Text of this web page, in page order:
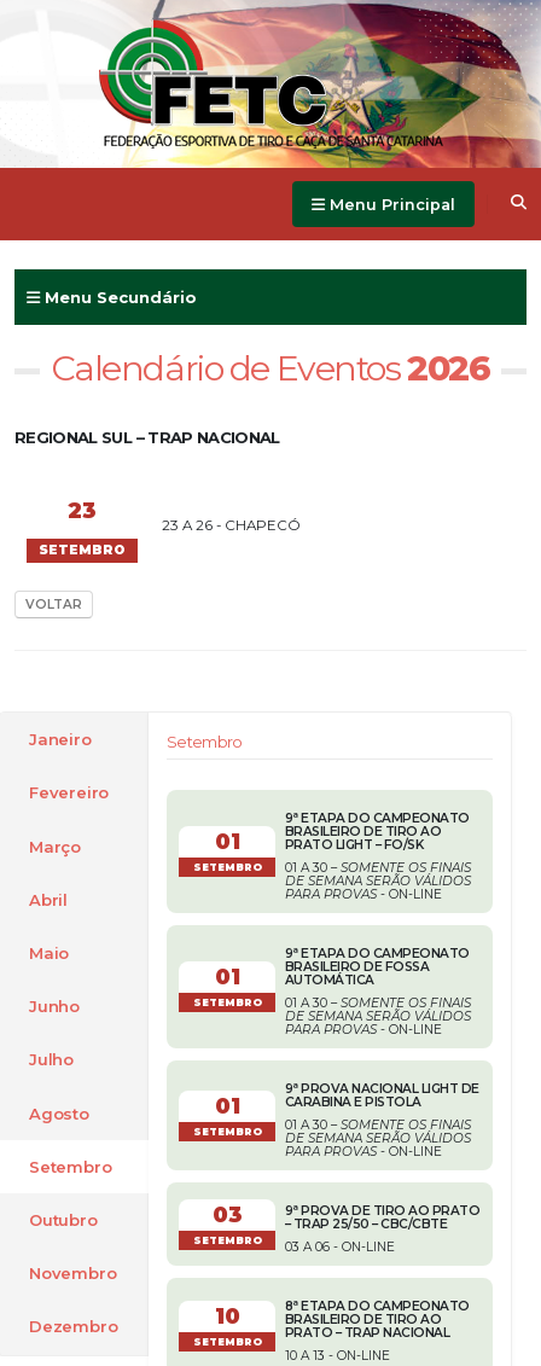
Menu Principal
Menu Secundário
Calendário de Eventos2026
REGIONAL SUL – TRAP NACIONAL
23
SETEMBRO
23 A 26 - CHAPECÓ
VOLTAR
Janeiro
Fevereiro
Março
Abril
Maio
Junho
Julho
Agosto
Setembro
Outubro
Novembro
Dezembro
Setembro
01
SETEMBRO
9ª ETAPA DO CAMPEONATO
BRASILEIRO DE TIRO AO
PRATO LIGHT – FO/SK
01 A 30 –SOMENTE OS FINAIS
DE SEMANA SERÃO VÁLIDOS
PARA PROVAS - ON-LINE
01
SETEMBRO
9ª ETAPA DO CAMPEONATO
BRASILEIRO DE FOSSA
AUTOMÁTICA
01 A 30 –SOMENTE OS FINAIS
DE SEMANA SERÃO VÁLIDOS
PARA PROVAS - ON-LINE
01
SETEMBRO
9ª PROVA NACIONAL LIGHT DE
CARABINA E PISTOLA
01 A 30 –SOMENTE OS FINAIS
DE SEMANA SERÃO VÁLIDOS
PARA PROVAS - ON-LINE
03
SETEMBRO
9ª PROVA DE TIRO AO PRATO
– TRAP 25/50 – CBC/CBTE
03 A 06 - ON-LINE
10
SETEMBRO
8ª ETAPA DO CAMPEONATO
BRASILEIRO DE TIRO AO
PRATO – TRAP NACIONAL
10 A 13 - ON-LINE